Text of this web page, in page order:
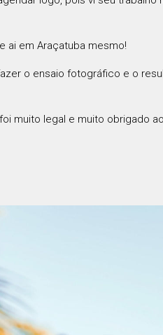
ai em Araçatuba mesmo!
o ensaio fotográfico e o
muito legal e muito obrigado